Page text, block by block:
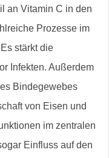
an Vitamin C in den
Prozesse im
stärkt die
Infekten. Außerdem
Bindegewebes
von Eisen und
im zentralen
Einfluss auf den